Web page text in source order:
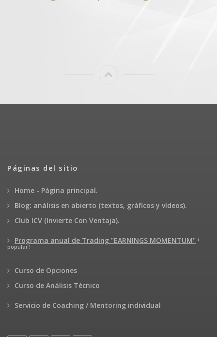
Páginas del sitio
Home - Página principal.
Blog: análisis en abierto (textos, gráficos y vídeos).
Club ICV (Invierte Con Ventaja).
Programa anual de Trading "EARNINGS MOMENTUM" ¡
popular !
Curso de Opciones
Curso de Análisis Técnico
Servicio de Coaching / Mentoring individual